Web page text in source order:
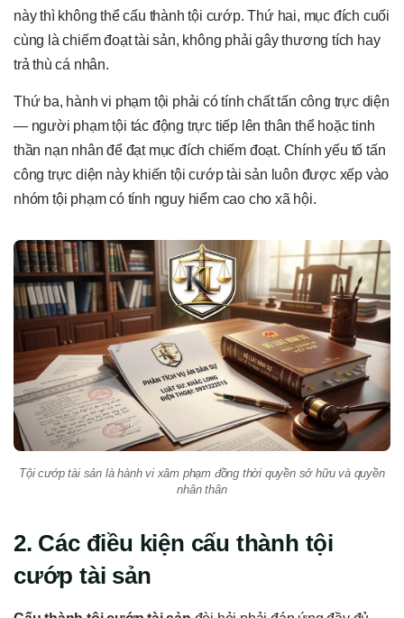
này thì không thể cấu thành tội cướp. Thứ hai, mục đích cuối
cùng là chiếm đoạt tài sản, không phải gây thương tích hay
trả thù cá nhân.
Thứ ba, hành vi phạm tội phải có tính chất tấn công trực diện
— người phạm tội tác động trực tiếp lên thân thể hoặc tinh
thần nạn nhân để đạt mục đích chiếm đoạt. Chính yếu tố tấn
công trực diện này khiến tội cướp tài sản luôn được xếp vào
nhóm tội phạm có tính nguy hiểm cao cho xã hội.
Tội cướp tài sản là hành vi xâm phạm đồng thời quyền sở hữu và quyền
nhân thân
2. Các điều kiện cấu thành tội
cướp tài sản